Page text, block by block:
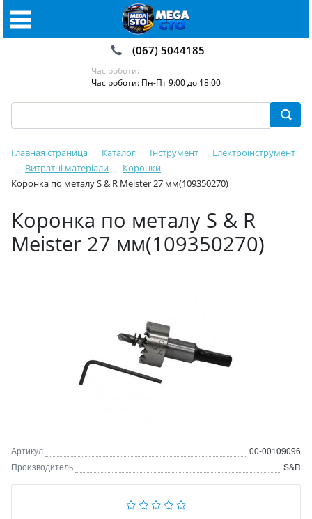
(067) 5044185
Час роботи:
Час роботи: Пн-Пт 9:00 до 18:00
Главная страница Каталог Інструмент
Електроінструмент
Витратні матеріали
Коронки
Коронка по металу S & R Meister 27 мм(109350270)
Коронка по металу S & R
Meister 27 мм(109350270)
Артикул
00-00109096
Производитель
S&R